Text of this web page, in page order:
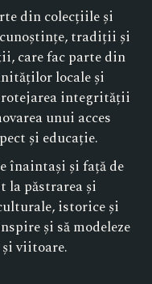
din colecțiile și
tradiții și
care fac parte din
locale și
integrității
unui acces
și educație.
înaintași și față de
la păstrarea și
istorice și
și să modeleze
viitoare.